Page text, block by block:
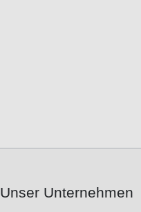
Unser Unternehmen